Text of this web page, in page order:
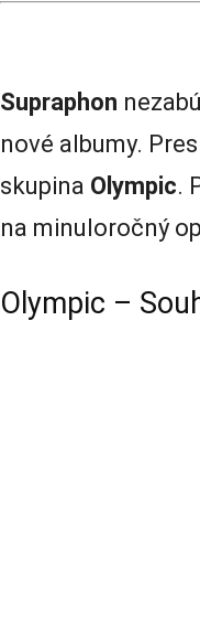
Supraphon
nové albumy.
skupina Olympic.
na minuloročný
Olympic –